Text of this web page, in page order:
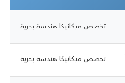
تخصص ميكانيكا هندسة بحرية
تخصص ميكانيكا هندسة بحرية